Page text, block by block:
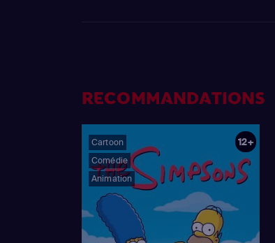
RECOMMANDATIONS
Cartoon
Comédie
Animation
12+